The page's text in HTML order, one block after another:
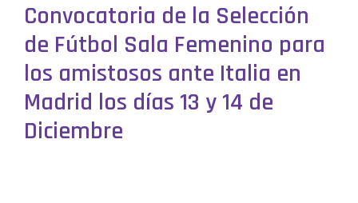
Convocatoria de la Selección
de Fútbol Sala Femenino para
los amistosos ante Italia en
Madrid los días 13 y 14 de
Diciembre